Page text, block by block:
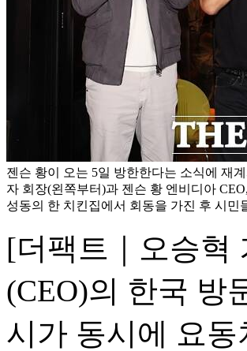
젠슨 황이 오는 5일 방한한다는 소식에 재
자 회장(왼쪽부터)과 젠슨 황 엔비디아
성동의 한 치킨집에서 회동을 가진 후 시
[더팩트｜오승혁
(CEO)의 한국 방
시가 동시에 요동